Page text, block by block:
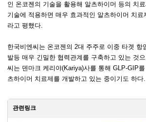
인 온코젠의 기술을 활용해 알츠하이머 등의 치
기술에 적용하면 매우 효과적인 알츠하이머 치
라고 평했다.
한국비엔씨는 온코젠의 2대 주주로 이중 타겟 항
발등 매우 긴밀한 협력관계를 구축하고 있는 것
씨는 덴마크 케리야(Kariya)사를 통해 GLP-GIP
츠하이머 치료제를 개발하고 있는 중이기도 하다.
관련링크